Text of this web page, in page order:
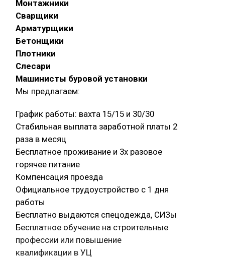
Монтажники
Сварщики
Арматурщики
Бетонщики
Плотники
Слесари
Машинисты буровой установки
Мы предлагаем:
График работы: вахта 15/15 и 30/30
Стабильная выплата заработной платы 2
раза в месяц
Бесплатное проживание и 3х разовое
горячее питание
Компенсация проезда
Официальное трудоустройство с 1 дня
работы
Бесплатно выдаются спецодежда, СИЗы
Бесплатное обучение на строительные
профессии или повышение
квалификации в УЦ